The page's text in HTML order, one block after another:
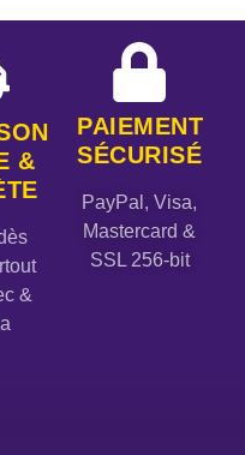
&
&
PAIEMENT
SÉCURISÉ
PayPal, Visa,
Mastercard &
SSL 256-bit